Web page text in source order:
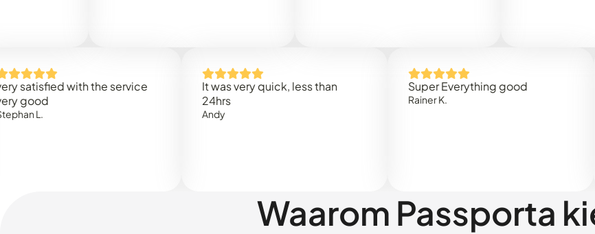
with the service
It was very quick, less than
Super Everything good
Rainer K.
Waarom Passporta